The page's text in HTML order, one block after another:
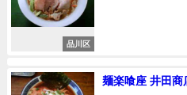
品川区
麺楽喰座 井田商